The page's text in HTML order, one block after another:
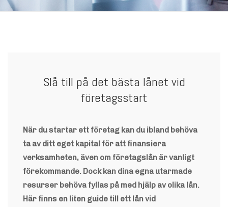
Slå till på det bästa lånet vid
företagsstart
När du startar ett företag kan du ibland behöva
ta av ditt eget kapital för att finansiera
verksamheten, även om företagslån är vanligt
förekommande. Dock kan dina egna utarmade
resurser behöva fyllas på med hjälp av olika lån.
Här finns en liten guide till ett lån vid